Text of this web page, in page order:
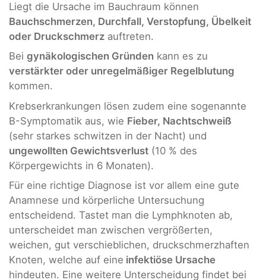
Liegt die Ursache im Bauchraum können
Bauchschmerzen, Durchfall, Verstopfung, Übelkeit
oder Druckschmerz auftreten.
Bei gynäkologischen Gründen kann es zu
verstärkter oder unregelmäßiger Regelblutung
kommen.
Krebserkrankungen lösen zudem eine sogenannte
B-Symptomatik aus, wie Fieber, Nachtschweiß
(sehr starkes schwitzen in der Nacht) und
ungewollten Gewichtsverlust (10 % des
Körpergewichts in 6 Monaten).
Für eine richtige Diagnose ist vor allem eine gute
Anamnese und körperliche Untersuchung
entscheidend. Tastet man die Lymphknoten ab,
unterscheidet man zwischen vergrößerten,
weichen, gut verschieblichen, druckschmerzhaften
Knoten, welche auf eine infektiöse Ursache
hindeuten. Eine weitere Unterscheidung findet bei